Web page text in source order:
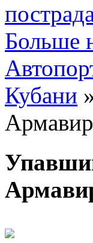
Больше
Кубани